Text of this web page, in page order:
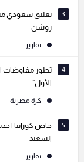
3
تعليق سعودي
روشن
تقارير
4
تطور مفاوضات
الأول"
كرة مصرية
5
خاص كورابيا |
السعيد
تقارير